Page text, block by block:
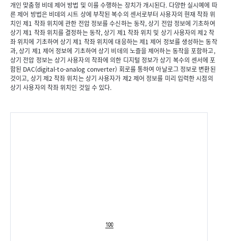
개인 맞춤형 비데 제어 방법 및 이를 수행하는 장치가 개시된다. 다양한 실시예에 따
른 제어 방법은 비데의 시트 상에 부착된 복수의 센서로부터 사용자의 현재 착좌 위
치인 제1 착좌 위치에 관한 전압 정보를 수신하는 동작, 상기 전압 정보에 기초하여
상기 제1 착좌 위치를 결정하는 동작, 상기 제1 착좌 위치 및 상기 사용자의 제2 착
좌 위치에 기초하여 상기 제1 착좌 위치에 대응하는 제1 제어 정보를 생성하는 동작
과, 상기 제1 제어 정보에 기초하여 상기 비데의 노즐을 제어하는 동작을 포함하고,
상기 전압 정보는 상기 사용자의 착좌에 의한 디지털 정보가 상기 복수의 센서에 포
함된 DAC(digital-to-analog converter) 회로를 통하여 아날로그 정보로 변환된
것이고, 상기 제2 착좌 위치는 상기 사용자가 제2 제어 정보를 미리 입력한 시점의
상기 사용자의 착좌 위치인 것일 수 있다.